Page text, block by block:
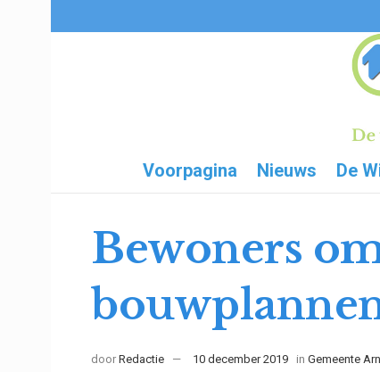
Voorpagina Nieuws De
Bewoners
door Redactie 10 december 2019 in Gemeente